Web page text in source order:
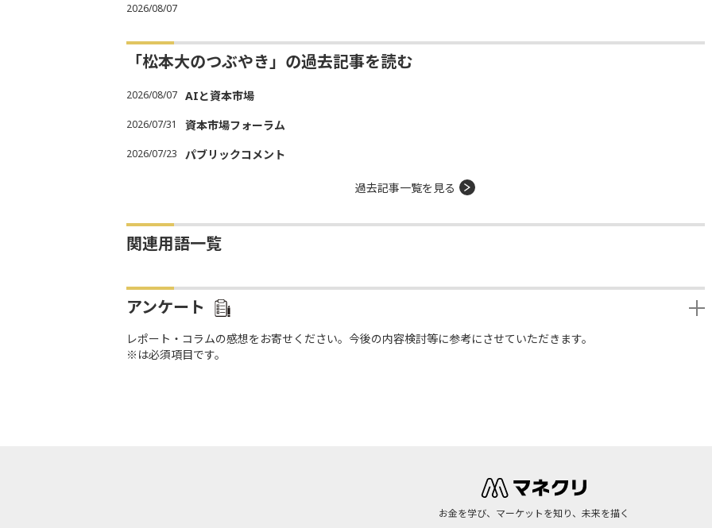
2026/08/07
「松本大のつぶやき」の過去記事を読む
2026/08/07 AIと資本市場
2026/07/31 資本市場フォーラム
2026/07/23 パブリックコメント
過去記事一覧を見る
関連用語一覧
アンケート
レポート・コラムの感想をお寄せください。今後の内容検討等に参考にさせていただきます。
※は必須項目です。
お金を学び、マーケットを知り、未来を描く